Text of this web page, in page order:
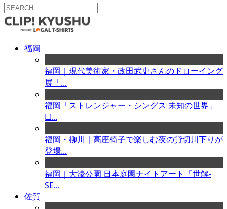
福岡
福岡｜現代美術家・政田武史さんのドローイング
展「...
福岡「ストレンジャー・シングス 未知の世界」
LI...
福岡・柳川｜高座椅子で楽しむ夜の貸切川下りが
登場...
福岡｜大濠公園 日本庭園ナイトアート「世解-
SE...
佐賀